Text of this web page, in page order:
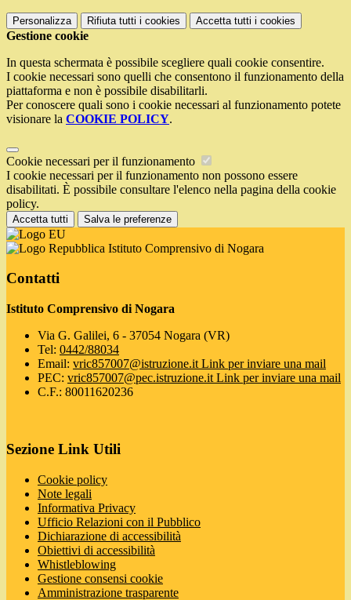
Personalizza Rifiuta tutti i cookies Accetta tutti i cookies
Gestione cookie
In questa schermata è possibile scegliere quali cookie consentire.
I cookie necessari sono quelli che consentono il funzionamento della
piattaforma e non è possibile disabilitarli.
Per conoscere quali sono i cookie necessari al funzionamento potete
visionare la COOKIE POLICY.
Cookie necessari per il funzionamento
I cookie necessari per il funzionamento non possono essere
disabilitati. È possibile consultare l'elenco nella pagina della cookie
policy.
Accetta tutti Salva le preferenze
Istituto Comprensivo di Nogara
Contatti
Istituto Comprensivo di Nogara
Via G. Galilei, 6 - 37054 Nogara (VR)
Tel: 0442/88034
Email: vric857007@istruzione.it Link per inviare una mail
PEC: vric857007@pec.istruzione.it Link per inviare una mail
C.F.: 80011620236
Sezione Link Utili
Cookie policy
Note legali
Informativa Privacy
Ufficio Relazioni con il Pubblico
Dichiarazione di accessibilità
Obiettivi di accessibilità
Whistleblowing
Gestione consensi cookie
Amministrazione trasparente